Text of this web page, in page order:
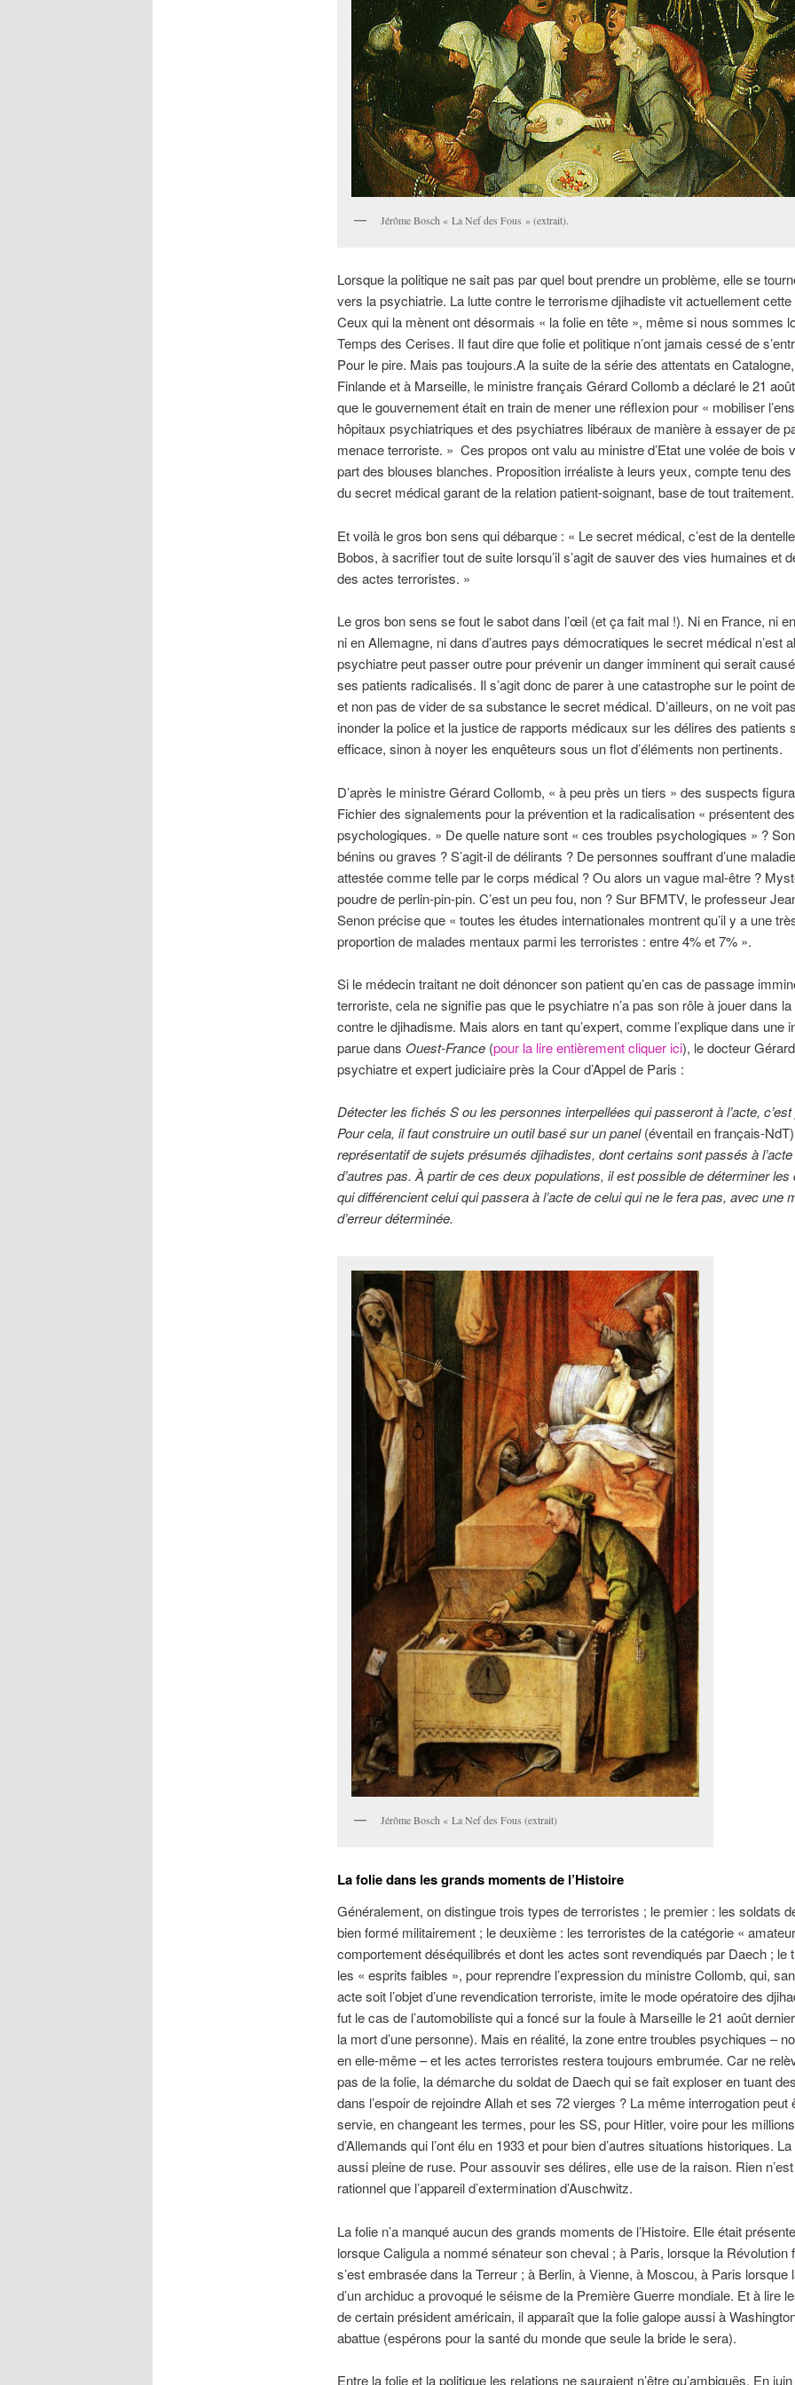
Jérôme Bosch « La Nef des Fous » (extrait).
Lorsque la politique ne sait pas par quel bout prendre un problème, elle se
vers la psychiatrie. La lutte contre le terrorisme djihadiste vit actuellement cette
Ceux qui la mènent ont désormais « la folie en tête », même si nous sommes
Temps des Cerises. Il faut dire que folie et politique n’ont jamais cessé de
Pour le pire. Mais pas toujours.A la suite de la série des attentats en
Finlande et à Marseille, le ministre français Gérard Collomb a déclaré le 21
que le gouvernement était en train de mener une réflexion pour « mobiliser
hôpitaux psychiatriques et des psychiatres libéraux de manière à essayer de
menace terroriste. » Ces propos ont valu au ministre d’Etat une volée de bois
part des blouses blanches. Proposition irréaliste à leurs yeux, compte tenu des
du secret médical garant de la relation patient-soignant, base de tout traitement.
Et voilà le gros bon sens qui débarque : « Le secret médical, c’est de la
Bobos, à sacrifier tout de suite lorsqu’il s’agit de sauver des vies humaines et
des actes terroristes. »
Le gros bon sens se fout le sabot dans l’œil (et ça fait mal !). Ni en France, ni
ni en Allemagne, ni dans d’autres pays démocratiques le secret médical n’est
psychiatre peut passer outre pour prévenir un danger imminent qui serait
ses patients radicalisés. Il s’agit donc de parer à une catastrophe sur le point
et non pas de vider de sa substance le secret médical. D’ailleurs, on ne voit
inonder la police et la justice de rapports médicaux sur les délires des patients
efficace, sinon à noyer les enquêteurs sous un flot d’éléments non pertinents.
D’après le ministre Gérard Collomb, « à peu près un tiers » des suspects
Fichier des signalements pour la prévention et la radicalisation « présentent
psychologiques. » De quelle nature sont « ces troubles psychologiques » ?
bénins ou graves ? S’agit-il de délirants ? De personnes souffrant d’une
attestée comme telle par le corps médical ? Ou alors un vague mal-être ?
poudre de perlin-pin-pin. C’est un peu fou, non ? Sur BFMTV, le professeur
Senon précise que « toutes les études internationales montrent qu’il y a une
proportion de malades mentaux parmi les terroristes : entre 4% et 7% ».
Si le médecin traitant ne doit dénoncer son patient qu’en cas de passage
terroriste, cela ne signifie pas que le psychiatre n’a pas son rôle à jouer dans la
contre le djihadisme. Mais alors en tant qu’expert, comme l’explique dans une
parue dans Ouest-France (pour la lire entièrement cliquer ici), le docteur
psychiatre et expert judiciaire près la Cour d’Appel de Paris :
Détecter les fichés S ou les personnes interpellées qui passeront à l’acte,
Pour cela, il faut construire un outil basé sur un panel(éventail en français-NdT)
représentatif de sujets présumés djihadistes, dont certains sont passés à
d’autres pas. À partir de ces deux populations, il est possible de déterminer les
qui différencient celui qui passera à l’acte de celui qui ne le fera pas, avec une
d’erreur déterminée.
Jérôme Bosch « La Nef des Fous (extrait)
La folie dans les grands moments de l’Histoire
Généralement, on distingue trois types de terroristes ; le premier : les soldats
bien formé militairement ; le deuxième : les terroristes de la catégorie «
comportement déséquilibrés et dont les actes sont revendiqués par Daech ; le
les « esprits faibles », pour reprendre l’expression du ministre Collomb, qui,
acte soit l’objet d’une revendication terroriste, imite le mode opératoire des
fut le cas de l’automobiliste qui a foncé sur la foule à Marseille le 21 août
la mort d’une personne). Mais en réalité, la zone entre troubles psychiques ­–
en elle-même – et les actes terroristes restera toujours embrumée. Car ne
pas de la folie, la démarche du soldat de Daech qui se fait exploser en tuant
dans l’espoir de rejoindre Allah et ses 72 vierges ? La même interrogation peut
servie, en changeant les termes, pour les SS, pour Hitler, voire pour les millions
d’Allemands qui l’ont élu en 1933 et pour bien d’autres situations historiques.
aussi pleine de ruse. Pour assouvir ses délires, elle use de la raison. Rien
rationnel que l’appareil d’extermination d’Auschwitz.
La folie n’a manqué aucun des grands moments de l’Histoire. Elle était
lorsque Caligula a nommé sénateur son cheval ; à Paris, lorsque la Révolution
s’est embrasée dans la Terreur ; à Berlin, à Vienne, à Moscou, à Paris lorsque
d’un archiduc a provoqué le séisme de la Première Guerre mondiale. Et à lire
de certain président américain, il apparaît que la folie galope aussi à
abattue (espérons pour la santé du monde que seule la bride le sera).
Entre la folie et la politique les relations ne sauraient n’être qu’ambiguës. En